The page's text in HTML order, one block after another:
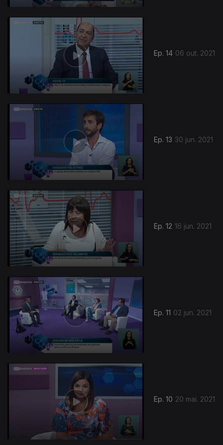
Ep. 14 06 out. 2021
Ep. 13 30 jun. 2021
Ep. 12 16 jun. 2021
Ep. 11 02 jun. 2021
Ep. 10 20 mai. 2021
545645